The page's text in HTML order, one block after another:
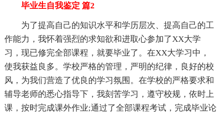
毕业生自我鉴定 篇2
为了提高自己的知识水平和学历层次、提高自己的工
作能力，我怀着强烈的求知欲和进取心参加了XX大学
习，现已修完全部课程，就要毕业了。在XX大学习中，
使我获益良多。学校严格的管理，严明的纪律，良好的校
风，为我们营造了优良的学习氛围。在学校的严格要求和
辅导老师的悉心指导下，我刻苦学习，遵守校规，依时上
课，按时完成课外作业;通过了全部课程考试，完成毕业论